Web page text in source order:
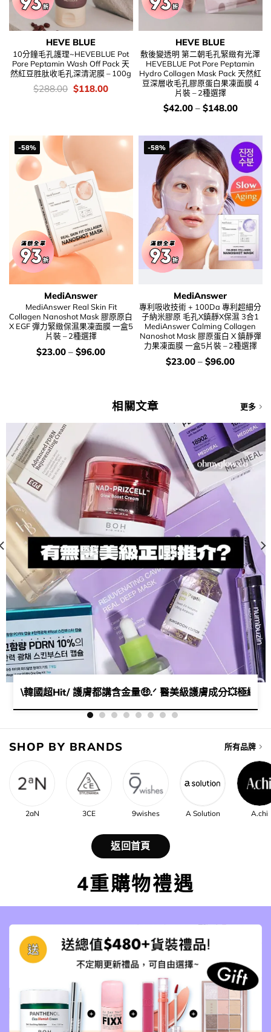
HEVE BLUE
10分鐘毛孔護理~HEVEBLUE Pot
Pore Peptamin Wash Off Pack 天
然紅豆胜肽收毛孔深清泥膜 – 100g
價
錢：
$288.00 Original
price
$118.00Current
HEVE BLUE
敷後變透明 第二朝毛孔緊緻有光澤
HEVEBLUE Pot Pore Peptamin
Hydro Collagen Mask Pack 天然紅
豆深層收毛孔膠原蛋白果凍面膜 4
片裝 – 2種選擇
價
錢：
$42.00– $148.00
-58%
MediAnswer
MediAnswer Real Skin Fit
Collagen Nanoshot Mask 膠原原白
X EGF 彈力緊緻保濕果凍面膜 一盒5
片裝 – 2種選擇
價
錢：
$23.00 – $96.00
-58%
MediAnswer
專利吸收技術 + 100Da 專利超細分
子納米膠原 毛孔X鎮靜X保濕 3合1
MediAnswer Calming Collagen
Nanoshot Mask 膠原蛋白 X 鎮靜彈
力果凍面膜 一盒5片裝 – 2種選擇
價
錢：
$23.00 – $96.00
相關文章 更多
\韓國超Hit/ 護膚都講含金量🤑.ᐟ 醫美級護膚成分💥極緻活
末總結——韓系護膚品流量密碼​​​🗝️​😙​​
SHOP BY BRANDS 所有品牌
2aN 3CE 9wishes A Solution A.chi
返回首頁
4重購物禮遇